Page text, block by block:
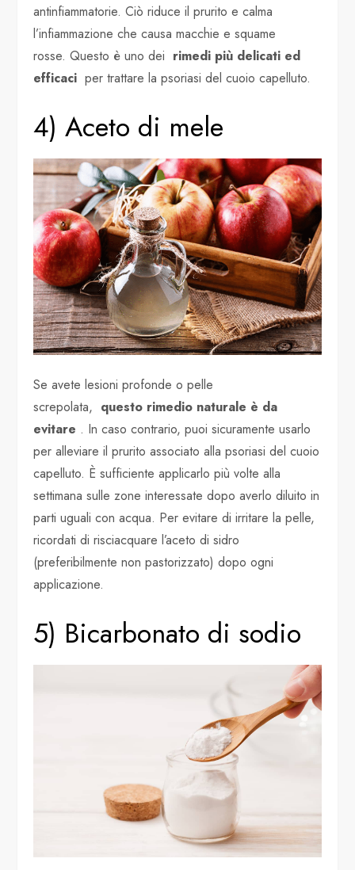
antinfiammatorie. Ciò riduce il prurito e calma
l’infiammazione che causa macchie e squame
rosse. Questo è uno dei rimedi più delicati ed
efficaci per trattare la psoriasi del cuoio capelluto.
4) Aceto di mele
Se avete lesioni profonde o pelle
screpolata, questo rimedio naturale è da
evitare . In caso contrario, puoi sicuramente usarlo
per alleviare il prurito associato alla psoriasi del cuoio
capelluto. È sufficiente applicarlo più volte alla
settimana sulle zone interessate dopo averlo diluito in
parti uguali con acqua. Per evitare di irritare la pelle,
ricordati di risciacquare l’aceto di sidro
(preferibilmente non pastorizzato) dopo ogni
applicazione.
5) Bicarbonato di sodio